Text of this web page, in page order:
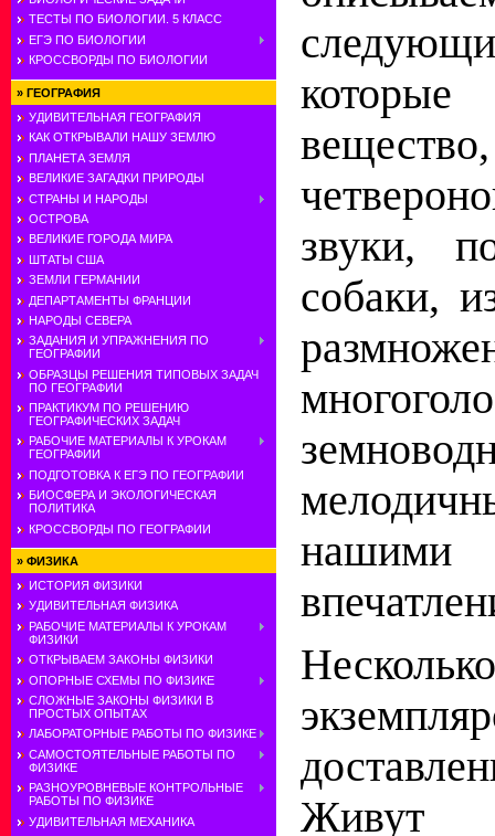
ТЕСТЫ ПО БИОЛОГИИ. 5 КЛАСС
ЕГЭ ПО БИОЛОГИИ
КРОССВОРДЫ ПО БИОЛОГИИ
» ГЕОГРАФИЯ
УДИВИТЕЛЬНАЯ ГЕОГРАФИЯ
КАК ОТКРЫВАЛИ НАШУ ЗЕМЛЮ
ПЛАНЕТА ЗЕМЛЯ
ВЕЛИКИЕ ЗАГАДКИ ПРИРОДЫ
СТРАНЫ И НАРОДЫ
ОСТРОВА
ВЕЛИКИЕ ГОРОДА МИРА
ШТАТЫ США
ЗЕМЛИ ГЕРМАНИИ
ДЕПАРТАМЕНТЫ ФРАНЦИИ
НАРОДЫ СЕВЕРА
ЗАДАНИЯ И УПРАЖНЕНИЯ ПО
ГЕОГРАФИИ
ОБРАЗЦЫ РЕШЕНИЯ ТИПОВЫХ ЗАДАЧ
ПО ГЕОГРАФИИ
ПРАКТИКУМ ПО РЕШЕНИЮ
ГЕОГРАФИЧЕСКИХ ЗАДАЧ
РАБОЧИЕ МАТЕРИАЛЫ К УРОКАМ
ГЕОГРАФИИ
ПОДГОТОВКА К ЕГЭ ПО ГЕОГРАФИИ
БИОСФЕРА И ЭКОЛОГИЧЕСКАЯ
ПОЛИТИКА
КРОССВОРДЫ ПО ГЕОГРАФИИ
» ФИЗИКА
ИСТОРИЯ ФИЗИКИ
УДИВИТЕЛЬНАЯ ФИЗИКА
РАБОЧИЕ МАТЕРИАЛЫ К УРОКАМ
ФИЗИКИ
ОТКРЫВАЕМ ЗАКОНЫ ФИЗИКИ
ОПОРНЫЕ СХЕМЫ ПО ФИЗИКЕ
СЛОЖНЫЕ ЗАКОНЫ ФИЗИКИ В
ПРОСТЫХ ОПЫТАХ
ЛАБОРАТОРНЫЕ РАБОТЫ ПО ФИЗИКЕ
САМОСТОЯТЕЛЬНЫЕ РАБОТЫ ПО
ФИЗИКЕ
РАЗНОУРОВНЕВЫЕ КОНТРОЛЬНЫЕ
РАБОТЫ ПО ФИЗИКЕ
УДИВИТЕЛЬНАЯ МЕХАНИКА
звуки,
собаки,
нашими